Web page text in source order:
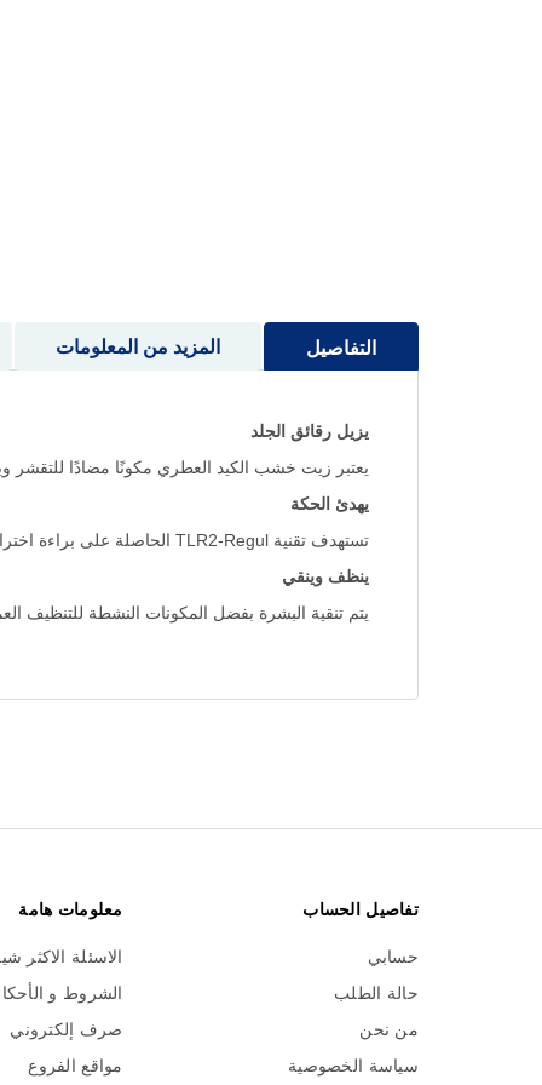
التفاصيل
يزيل رقائق الجلد
يعتبر زيت خشب الكيد العطري مكونًا مضادًا للتقشر
يهدئ الحكة
تستهدف تقنية TLR2-Regul الحاصلة على براءة اختراع على وجه التحديد تهيج فروة الرأس الناجم عن الكائنات الحية الدقيقة.
ينظف وينقي
يتم تنقية البشرة بفضل المكونات النشطة للتنظيف
المزيد من المعلومات
تفاصيل الحساب
حسابي
حالة الطلب
من نحن
سياسة الخصوصية
معلومات هامة
الاسئلة الاكثر
الشروط و
صرف إلكتروني
مواقع الفروع